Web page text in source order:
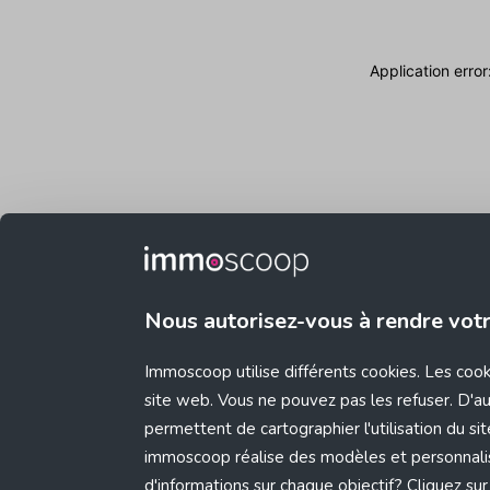
Nous autorisez-vous à rendre
Immoscoop utilise différents cookies. Les
site web. Vous ne pouvez pas les refuser.
permettent de cartographier l'utilisation du
immoscoop réalise des modèles et
d'informations sur chaque objectif? Cliquez
Application